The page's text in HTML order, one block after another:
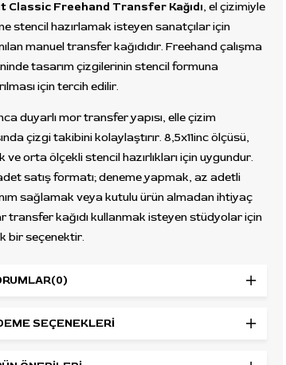
Classic Freehand Transfer Kağıdı, el çizimiyle
stencil hazırlamak isteyen sanatçılar için
manuel transfer kağıdıdır. Freehand çalışma
tasarım çizgilerinin stencil formuna
için tercih edilir.
duyarlı mor transfer yapısı, elle çizim
çizgi takibini kolaylaştırır. 8,5x11inc ölçüsü,
ve orta ölçekli stencil hazırlıkları için uygundur.
satış formatı; deneme yapmak, az adetli
sağlamak veya kutulu ürün almadan ihtiyaç
transfer kağıdı kullanmak isteyen stüdyolar için
bir seçenektir.
için kullanılır. Freehand stencil hazırlığı,
tasarım aktarımı, çizgi düzeltme ve termal
(0)
SEÇENEKLERI